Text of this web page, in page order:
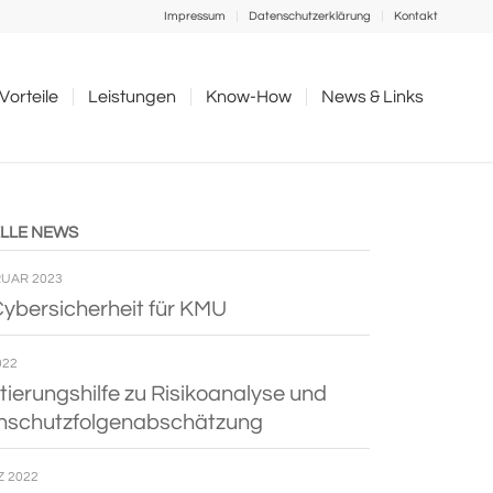
Impressum Datenschutz­erklärung Kon­takt
Vor­teile Leis­tungen Know-How News & Links
NEWS
2023
für KMU
zu Risi­ko­ana­lyse und
2022